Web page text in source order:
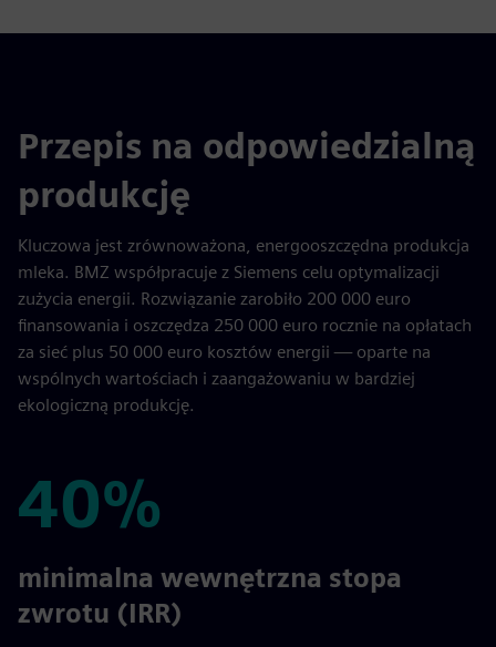
Przepis na odpowiedzialną
produkcję
Kluczowa jest zrównoważona, energooszczędna produkcja
mleka. BMZ współpracuje z Siemens celu optymalizacji
zużycia energii. Rozwiązanie zarobiło 200 000 euro
finansowania i oszczędza 250 000 euro rocznie na opłatach
za sieć plus 50 000 euro kosztów energii — oparte na
wspólnych wartościach i zaangażowaniu w bardziej
ekologiczną produkcję.
40%
40%
minimalna wewnętrzna stopa
zwrotu (IRR)